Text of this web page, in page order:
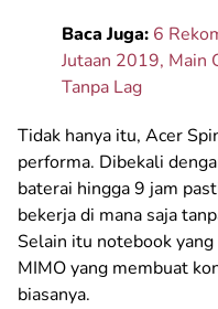
Baca Juga: 6
Jutaan 2019, Main
Tanpa Lag
Tidak hanya itu, Acer
performa. Dibekali
baterai hingga 9 jam
bekerja di mana saja
Selain itu notebook
MIMO yang membuat
biasanya.